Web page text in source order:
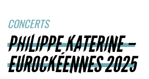
CONCERTS
PHILIPPE KATERINE –
EUROCKÉENNES 2025